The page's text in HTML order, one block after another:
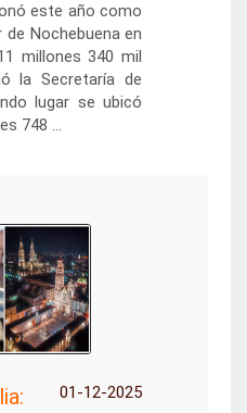
este año como
Nochebuena en
millones 340 mil
la Secretaría de
lugar se ubicó
748 ...
01-12-2025